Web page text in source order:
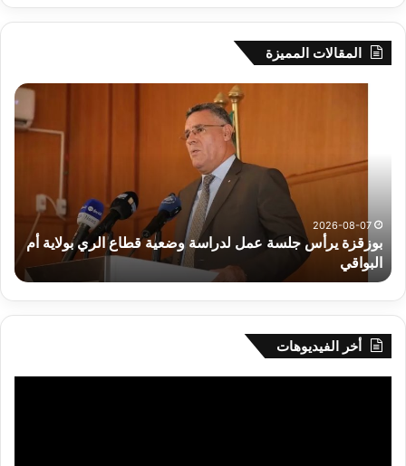
المقالات المميزة
لدراسة
الري
بولاية
البواقي
2026-08-07
بوزقزة يرأس جلسة عمل لدراسة وضعية قطاع الري بولاية أم
البواقي
أخر الفيديوهات